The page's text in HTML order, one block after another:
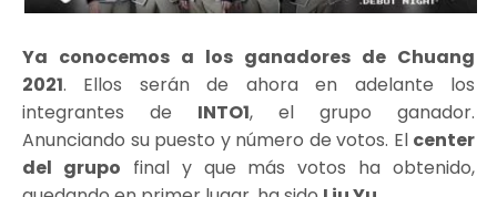
Ya conocemos a los ganadores de Chuang
2021. Ellos serán de ahora en adelante los
integrantes de INTO1, el grupo ganador.
Anunciando su puesto y número de votos. El center
del grupo final y que más votos ha obtenido,